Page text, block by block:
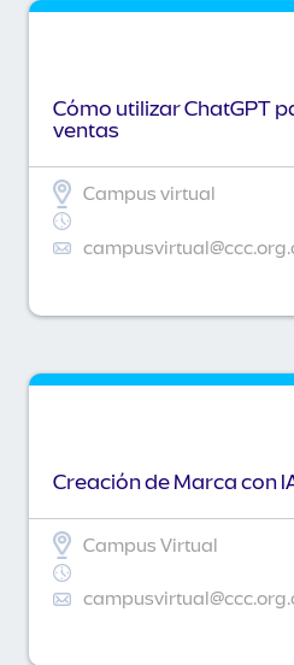
Cómo utilizar ChatGPT
ventas
Campus virtual
Creación de Marca con
Campus Virtual